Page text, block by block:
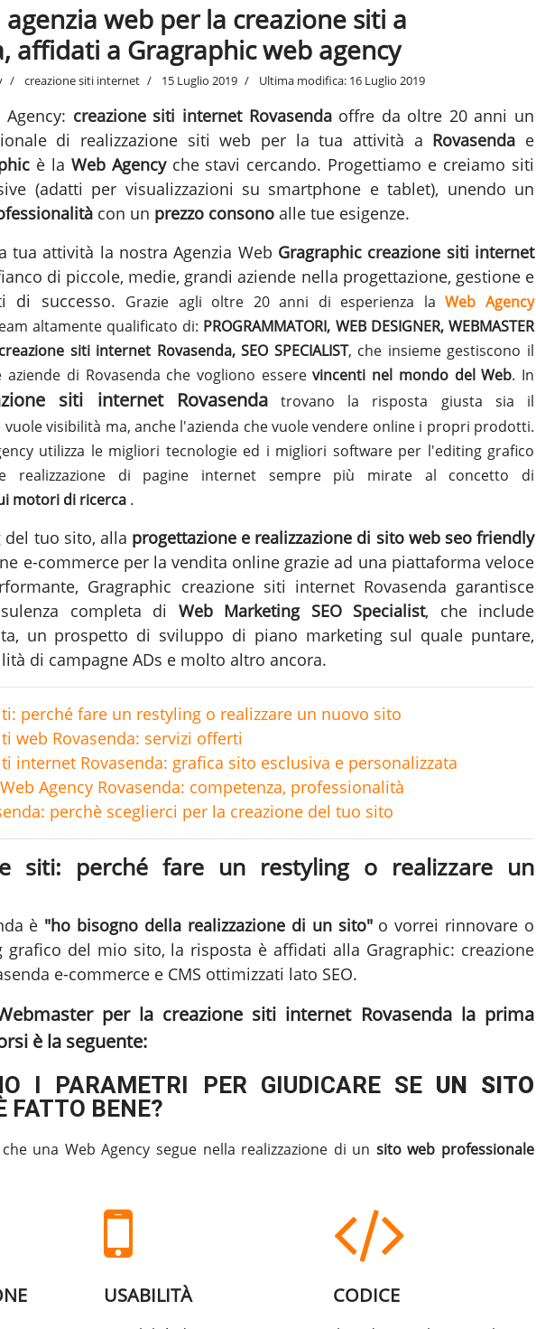
web per la creazione siti a
affidati a Gragraphic web agency
creazione siti internet 15 Luglio 2019 Ultima modifica: 16 Luglio 2019
creazione siti internet Rovasendaoffre da oltre 20 anni un
di realizzazione siti web per la tua attività a Rovasenda e
è la Web Agencyche stavi cercando. Progettiamo e creiamo siti
(adatti per visualizzazioni su smartphone e tablet), unendo un
con un prezzo consono alle tue esigenze.
tua attività la nostra Agenzia Web Gragraphic creazione siti internet
di piccole, medie, grandi aziende nella progettazione, gestione e
di successo. Grazie agli oltre 20 anni di esperienza laWeb Agency
altamente qualificato di: PROGRAMMATORI, WEB DESIGNER, WEBMASTER
siti internet Rovasenda, SEO SPECIALIST, che insieme gestiscono il
aziende di Rovasenda che vogliono esserevincenti nel mondo del Web. In
siti internet Rovasendatrovano la risposta giusta sia il
visibilità ma, anche l'azienda che vuole vendere online i propri prodotti.
utilizza le migliori tecnologie ed i migliori software per l'editing grafico
realizzazione di pagine internet sempre più mirate al concetto di
motori di ricerca .
tuo sito, alla progettazione e realizzazione di sito web seo friendly
e-commerce per la vendita online grazie ad una piattaforma veloce
Gragraphic creazione siti internet Rovasenda garantisce
completa di Web Marketing SEO Specialist, che include
un prospetto di sviluppo di piano marketing sul quale puntare,
di campagne ADs e molto altro ancora.
perché fare un restyling o realizzare un nuovo sito
web Rovasenda: servizi offerti
internet Rovasenda: grafica sito esclusiva e personalizzata
Agency Rovasenda: competenza, professionalità
perchè sceglierci per la creazione del tuo sito
siti: perché fare un restyling o realizzare un
è "ho bisogno della realizzazione di un sito"o vorrei rinnovare o
grafico del mio sito, la risposta è affidati alla Gragraphic: creazione
e-commerce e CMS ottimizzati lato SEO.
per la creazione siti internet Rovasendala prima
è la seguente:
I PARAMETRI PER GIUDICARE SEUN SITO
FATTO BENE?
una Web Agency segue nella realizzazione di un sito web professionale
USABILITÀ CODICE